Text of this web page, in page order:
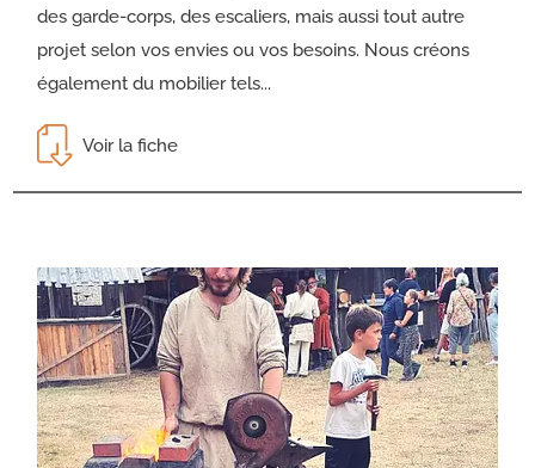
des garde-corps, des escaliers, mais aussi tout autre
projet selon vos envies ou vos besoins. Nous créons
également du mobilier tels...
Voir la fiche